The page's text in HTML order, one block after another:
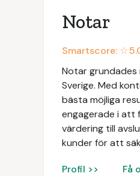
Notar
Smartscore: ☆
Notar
Sverige. Med
bästa möjliga
engagerade i att
värdering till
kunder för att
Profil >> Få